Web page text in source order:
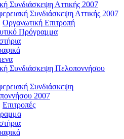
Συνδιάσκεψη Αττικής 2007
Συνδιάσκεψη Αττικής 2007
Οργανωτική Επιτροπή
Πρόγραμμα
Συνδιάσκεψη Πελοποννήσου
Συνδιάσκεψη
2007
Επιτροπές